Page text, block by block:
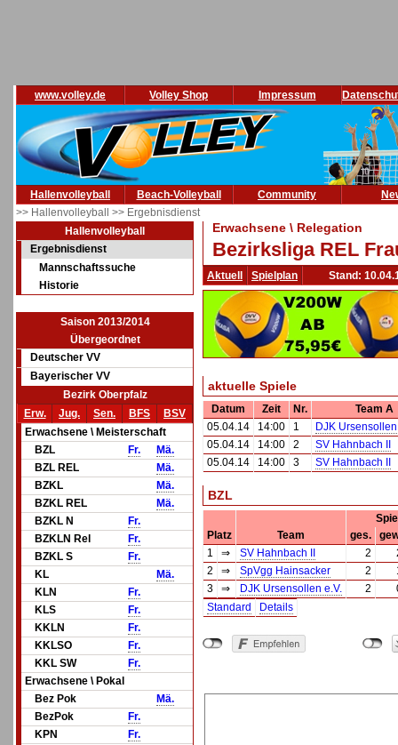
www.volley.de Volley Shop Impressum
Hallenvolleyball Beach-Volleyball Community
>> Hallenvolleyball >> Ergebnisdienst
Hallenvolleyball
Ergebnisdienst
Mannschaftssuche
Historie
Saison 2013/2014
Übergeordnet
Deutscher VV
Bayerischer VV
Bezirk Oberpfalz
Erw.
Jug. Sen. BFS
BSV
Erwachsene \ Meisterschaft
BZL
Fr.
Mä.
BZL REL
Mä.
BZKL
Mä.
BZKL REL
Mä.
BZKL N
Fr.
BZKLN Rel
Fr.
BZKL S
Fr.
KL
Mä.
KLN
Fr.
KLS
Fr.
KKLN
Fr.
KKLSO
Fr.
KKL SW
Fr.
Erwachsene \ Pokal
Bez Pok
Mä.
BezPok
Fr.
KPN
Fr.
Erwachsene \ Relegation
Bezirksliga REL
Aktuell Spielplan Stand:
aktuelle Spiele
Datum Zeit Nr.
Team A
05.04.14
14:00 1
DJK
05.04.14
14:00 2
SV Hahnbach II
05.04.14
14:00 3 SV Hahnbach II
BZL
Platz
Team ges.
1
⇒ SV Hahnbach II 2
2
⇒ SpVgg Hainsacker 2
3
⇒ DJK Ursensollen e.V. 2
Standard
Details